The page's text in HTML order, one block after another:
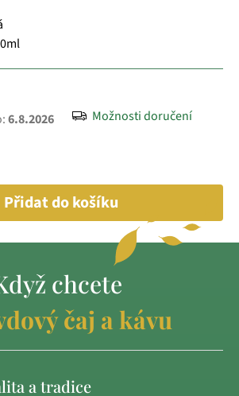
6.8.2026 Možnosti doručení
Přidat do košíku
chcete
čaj a kávu
a tradice